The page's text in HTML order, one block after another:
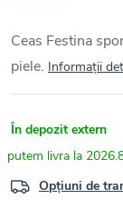
Ceas Festina
piele. Informaţii
În depozit extern
Opțiuni de